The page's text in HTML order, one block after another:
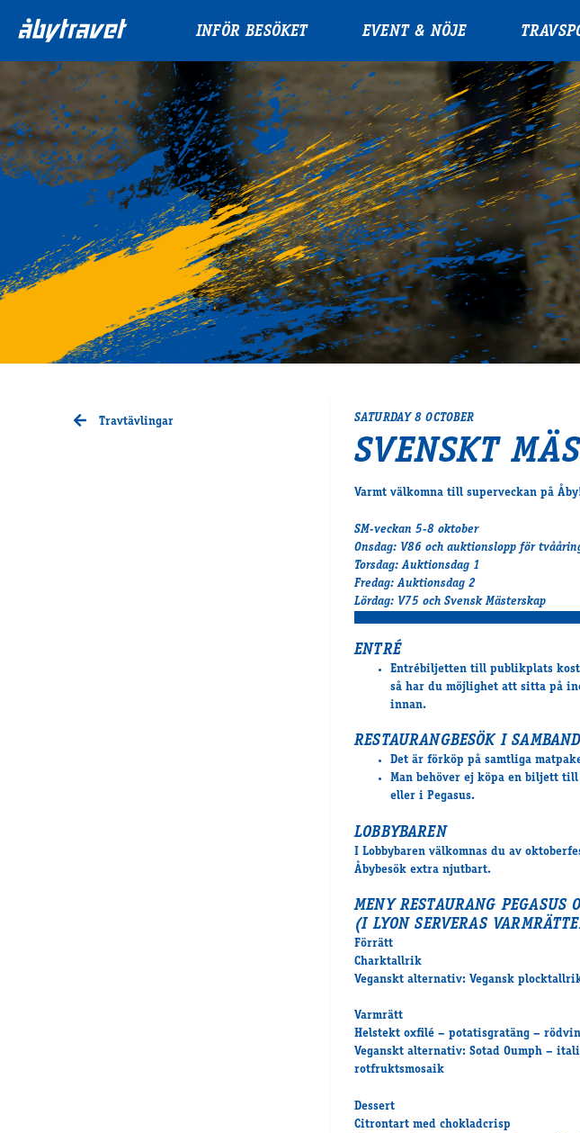
INFÖR BESÖKET EVENT & NÖJE
Travtävlingar SATURDAY 8 OCTOBER
SVENSKT
Varmt välkomna till superveckan på
SM-veckan 5-8 oktober
Onsdag: V86 och auktionslopp för
Torsdag: Auktionsdag 1
Fredag: Auktionsdag 2
Lördag: V75 och Svensk Mästerskap
ENTRÉ
Entrébiljetten till publikplats
så har du möjlighet att sitta på
innan.
RESTAURANGBESÖK I
Det är förköp på samtliga
Man behöver ej köpa en biljett
eller i Pegasus.
LOBBYBAREN
I Lobbybaren välkomnas du av
Åbybesök extra njutbart.
MENY RESTAURANG PEGASUS
(I LYON SERVERAS
Förrätt
Charktallrik
Veganskt alternativ: Vegansk
Varmrätt
Helstekt oxfilé – potatisgratäng –
Veganskt alternativ: Sotad Oumph –
rotfruktsmosaik
Dessert
Citrontart med chokladcrisp